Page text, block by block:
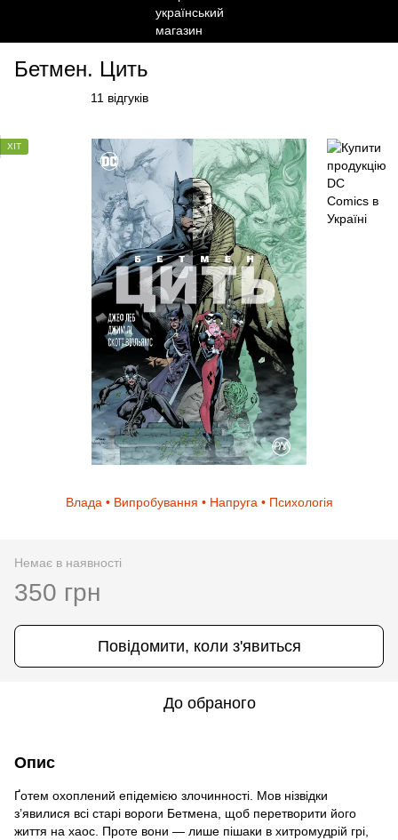
Бетмен. Цить
11 відгуків
ХІТ
Влада • Випробування • Напруга • Психологія
Немає в наявності
350 грн
Повідомити, коли з'явиться
До обраного
Опис
Ґотем охоплений епідемією злочинності. Мов нізвідки
з’явилися всі старі вороги Бетмена, щоб перетворити його
життя на хаос. Проте вони — лише пішаки в хитромудрій грі,